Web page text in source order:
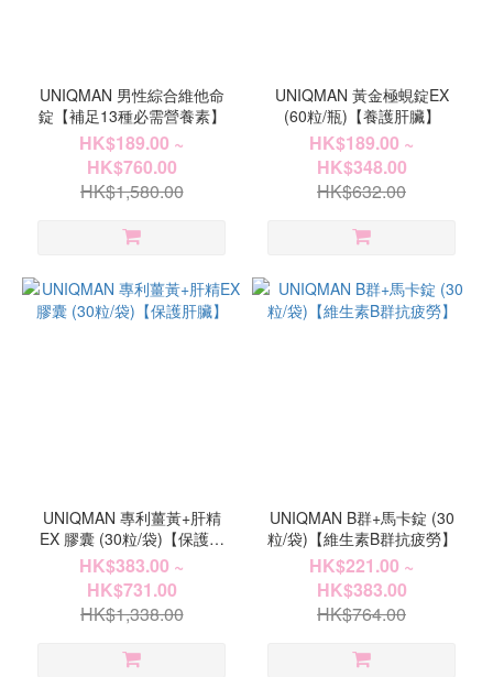
UNIQMAN 男性綜合維他命
錠【補足13種必需營養素】
HK$189.00 ~
HK$760.00
HK$1,580.00
UNIQMAN 黃金極蜆錠EX
(60粒/瓶)【養護肝臟】
HK$189.00 ~
HK$348.00
HK$632.00
UNIQMAN 專利薑黃+肝精
EX 膠囊 (30粒/袋)【保護肝
臟】
HK$383.00 ~
HK$731.00
HK$1,338.00
UNIQMAN B群+馬卡錠 (30
粒/袋)【維生素B群抗疲勞】
HK$221.00 ~
HK$383.00
HK$764.00